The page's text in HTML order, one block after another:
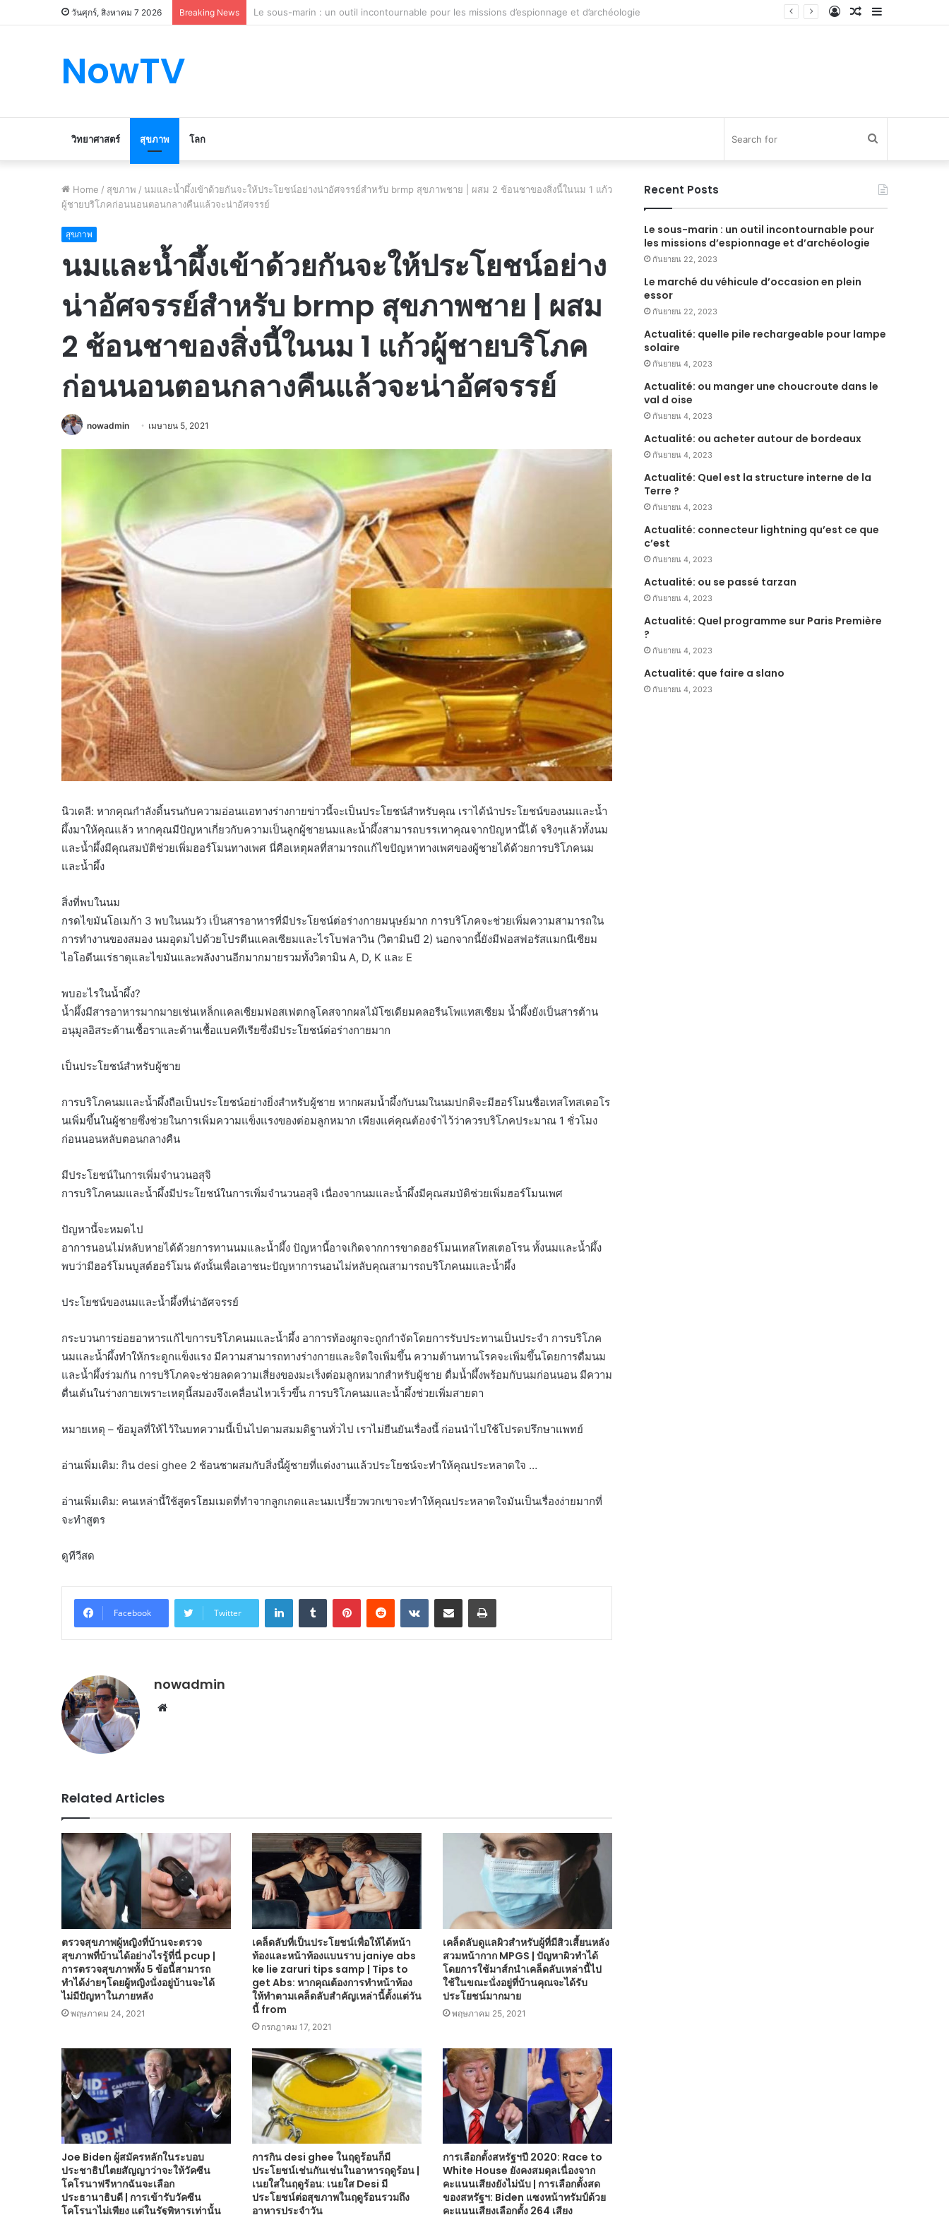
วันศุกร์, สิงหาคม 7 2026 Breaking News Le marché du véhicule d’occasion en plein essor Sidebar
Random
Log
NowTV
วิทยาศาสตร์ สุขภาพ โลก
Home / สุขภาพ / นมและน้ำผึ้งเข้าด้วยกันจะให้ประโยชน์อย่างน่าอัศจรรย์สำหรับ brmp สุขภาพชาย | ผสม 2 ช้อนชาของสิ่งนี้ในนม 1 แก้ว
ผู้ชายบริโภคก่อนนอนตอนกลางคืนแล้วจะน่าอัศจรรย์
สุขภาพ
นมและน้ำผึ้งเข้าด้วยกันจะให้ประโยชน์อย่าง
น่าอัศจรรย์สำหรับ brmp สุขภาพชาย | ผสม
2 ช้อนชาของสิ่งนี้ในนม 1 แก้วผู้ชายบริโภค
ก่อนนอนตอนกลางคืนแล้วจะน่าอัศจรรย์
nowadmin เมษายน 5, 2021
นิวเดลี: หากคุณกำลังดิ้นรนกับความอ่อนแอทางร่างกายข่าวนี้จะเป็นประโยชน์สำหรับคุณ เราได้นำประโยชน์ของนมและน้ำ
ผึ้งมาให้คุณแล้ว หากคุณมีปัญหาเกี่ยวกับความเป็นลูกผู้ชายนมและน้ำผึ้งสามารถบรรเทาคุณจากปัญหานี้ได้ จริงๆแล้วทั้งนม
และน้ำผึ้งมีคุณสมบัติช่วยเพิ่มฮอร์โมนทางเพศ นี่คือเหตุผลที่สามารถแก้ไขปัญหาทางเพศของผู้ชายได้ด้วยการบริโภคนม
และน้ำผึ้ง
สิ่งที่พบในนม
กรดไขมันโอเมก้า 3 พบในนมวัว เป็นสารอาหารที่มีประโยชน์ต่อร่างกายมนุษย์มาก การบริโภคจะช่วยเพิ่มความสามารถใน
การทำงานของสมอง นมอุดมไปด้วยโปรตีนแคลเซียมและไรโบฟลาวิน (วิตามินบี 2) นอกจากนี้ยังมีฟอสฟอรัสแมกนีเซียม
ไอโอดีนแร่ธาตุและไขมันและพลังงานอีกมากมายรวมทั้งวิตามิน A, D, K และ E
พบอะไรในน้ำผึ้ง?
น้ำผึ้งมีสารอาหารมากมายเช่นเหล็กแคลเซียมฟอสเฟตกลูโคสจากผลไม้โซเดียมคลอรีนโพแทสเซียม น้ำผึ้งยังเป็นสารต้าน
อนุมูลอิสระต้านเชื้อราและต้านเชื้อแบคทีเรียซึ่งมีประโยชน์ต่อร่างกายมาก
เป็นประโยชน์สำหรับผู้ชาย
การบริโภคนมและน้ำผึ้งถือเป็นประโยชน์อย่างยิ่งสำหรับผู้ชาย หากผสมน้ำผึ้งกับนมในนมปกติจะมีฮอร์โมนชื่อเทสโทสเตอโร
นเพิ่มขึ้นในผู้ชายซึ่งช่วยในการเพิ่มความแข็งแรงของต่อมลูกหมาก เพียงแค่คุณต้องจำไว้ว่าควรบริโภคประมาณ 1 ชั่วโมง
ก่อนนอนหลับตอนกลางคืน
มีประโยชน์ในการเพิ่มจำนวนอสุจิ
การบริโภคนมและน้ำผึ้งมีประโยชน์ในการเพิ่มจำนวนอสุจิ เนื่องจากนมและน้ำผึ้งมีคุณสมบัติช่วยเพิ่มฮอร์โมนเพศ
ปัญหานี้จะหมดไป
อาการนอนไม่หลับหายได้ด้วยการทานนมและน้ำผึ้ง ปัญหานี้อาจเกิดจากการขาดฮอร์โมนเทสโทสเตอโรน ทั้งนมและน้ำผึ้ง
พบว่ามีฮอร์โมนบูสต์ฮอร์โมน ดังนั้นเพื่อเอาชนะปัญหาการนอนไม่หลับคุณสามารถบริโภคนมและน้ำผึ้ง
ประโยชน์ของนมและน้ำผึ้งที่น่าอัศจรรย์
กระบวนการย่อยอาหารแก้ไขการบริโภคนมและน้ำผึ้ง อาการท้องผูกจะถูกกำจัดโดยการรับประทานเป็นประจำ การบริโภค
นมและน้ำผึ้งทำให้กระดูกแข็งแรง มีความสามารถทางร่างกายและจิตใจเพิ่มขึ้น ความต้านทานโรคจะเพิ่มขึ้นโดยการดื่มนม
และน้ำผึ้งร่วมกัน การบริโภคจะช่วยลดความเสี่ยงของมะเร็งต่อมลูกหมากสำหรับผู้ชาย ดื่มน้ำผึ้งพร้อมกับนมก่อนนอน มีความ
ตื่นเต้นในร่างกายเพราะเหตุนี้สมองจึงเคลื่อนไหวเร็วขึ้น การบริโภคนมและน้ำผึ้งช่วยเพิ่มสายตา
หมายเหตุ – ข้อมูลที่ให้ไว้ในบทความนี้เป็นไปตามสมมติฐานทั่วไป เราไม่ยืนยันเรื่องนี้ ก่อนนำไปใช้โปรดปรึกษาแพทย์
อ่านเพิ่มเติม: กิน desi ghee 2 ช้อนชาผสมกับสิ่งนี้ผู้ชายที่แต่งงานแล้วประโยชน์จะทำให้คุณประหลาดใจ …
อ่านเพิ่มเติม: คนเหล่านี้ใช้สูตรโฮมเมดที่ทำจากลูกเกดและนมเปรี้ยวพวกเขาจะทำให้คุณประหลาดใจมันเป็นเรื่องง่ายมากที่
จะทำสูตร
ดูทีวีสด
Facebook Twitter
LinkedInTumblr PinterestReddit VKontakteShare via Email Print
nowadmin
Website
Related Articles
ตรวจสุขภาพผู้หญิงที่บ้านจะตรวจ
สุขภาพที่บ้านได้อย่างไรรู้ที่นี่ pcup |
การตรวจสุขภาพทั้ง 5 ข้อนี้สามารถ
ทำได้ง่ายๆโดยผู้หญิงนั่งอยู่บ้านจะได้
ไม่มีปัญหาในภายหลัง
พฤษภาคม 24, 2021
เคล็ดลับที่เป็นประโยชน์เพื่อให้ได้หน้า
ท้องและหน้าท้องแบนราบ janiye abs
ke lie zaruri tips samp | Tips to
get Abs: หากคุณต้องการทำหน้าท้อง
ให้ทำตามเคล็ดลับสำคัญเหล่านี้ตั้งแต่วัน
นี้ from
กรกฎาคม 17, 2021
เคล็ดลับดูแลผิวสำหรับผู้ที่มีสิวเสี้ยนหลัง
สวมหน้ากาก MPGS | ปัญหาผิวทำได้
โดยการใช้มาส์กนำเคล็ดลับเหล่านี้ไป
ใช้ในขณะนั่งอยู่ที่บ้านคุณจะได้รับ
ประโยชน์มากมาย
พฤษภาคม 25, 2021
Joe Biden ผู้สมัครหลักในระบอบ
ประชาธิปไตยสัญญาว่าจะให้วัคซีน
โคโรนาฟรีหากฉันจะเลือก
ประธานาธิบดี | การเข้ารับวัคซีน
โคโรนาไม่เพียง แต่ในรัฐพิหารเท่านั้น
การกิน desi ghee ในฤดูร้อนก็มี
ประโยชน์เช่นกันเช่นในอาหารฤดูร้อน |
เนยใสในฤดูร้อน: เนยใส Desi มี
ประโยชน์ต่อสุขภาพในฤดูร้อนรวมถึง
อาหารประจำวัน
การเลือกตั้งสหรัฐฯปี 2020: Race to
White House ยังคงสมดุลเนื่องจาก
คะแนนเสียงยังไม่นับ | การเลือกตั้งสด
ของสหรัฐฯ: Biden แซงหน้าทรัมป์ด้วย
คะแนนเสียงเลือกตั้ง 264 เสียง
Recent Posts
Le sous-marin : un outil incontournable pour
les missions d’espionnage et d’archéologie
กันยายน 22, 2023
Le marché du véhicule d’occasion en plein
essor
กันยายน 22, 2023
Actualité: quelle pile rechargeable pour lampe
solaire
กันยายน 4, 2023
Actualité: ou manger une choucroute dans le
val d oise
กันยายน 4, 2023
Actualité: ou acheter autour de bordeaux
กันยายน 4, 2023
Actualité: Quel est la structure interne de la
Terre ?
กันยายน 4, 2023
Actualité: connecteur lightning qu’est ce que
c’est
กันยายน 4, 2023
Actualité: ou se passé tarzan
กันยายน 4, 2023
Actualité: Quel programme sur Paris Première
?
กันยายน 4, 2023
Actualité: que faire a slano
กันยายน 4, 2023